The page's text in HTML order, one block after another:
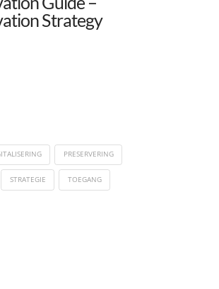
Strategy
PRESERVERING
STRATEGIE TOEGANG